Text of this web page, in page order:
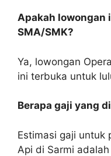
Apakah lowongan
SMA/SMK?
Ya, lowongan
ini terbuka untuk
Berapa gaji yang
Estimasi gaji untuk
Api di Sarmi